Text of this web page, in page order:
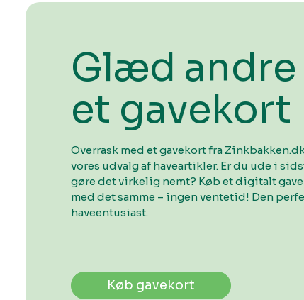
Glæd andre
et gavekort
Overrask med et gavekort fra
vores udvalg af haveartikler. Er du ude i
gøre det virkelig nemt? Køb et digitalt
med det samme – ingen ventetid! Den
haveentusiast.
Køb gavekort